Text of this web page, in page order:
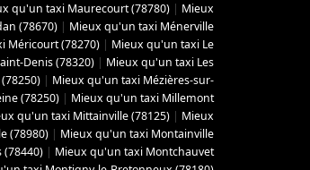
qu'un taxi Maurecourt (78780) | Mieux
(78670) | Mieux qu'un taxi Ménerville
Méricourt (78270) | Mieux qu'un taxi Le
Denis (78320) | Mieux qu'un taxi Les
| Mieux qu'un taxi Mézières-sur-
(78250) | Mieux qu'un taxi Millemont
qu'un taxi Mittainville (78125) | Mieux
(78980) | Mieux qu'un taxi Montainville
| Mieux qu'un taxi Montchauvet